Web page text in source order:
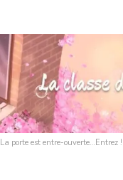
La porte est entre-ouverte…Entrez !